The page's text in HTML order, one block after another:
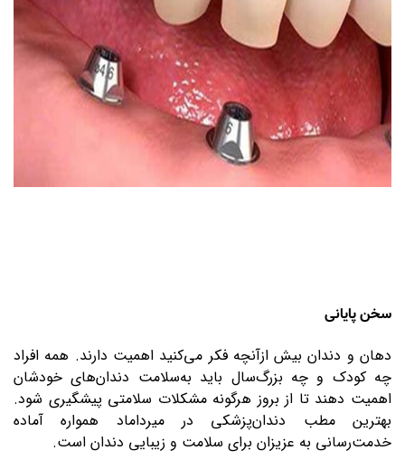
سخن پایانی
دهان و دندان بیش ازآنچه فکر می‌کنید اهمیت دارند. همه افراد
چه کودک و چه بزرگ‌سال باید به‌سلامت دندان‌های خودشان
اهمیت دهند تا از بروز هرگونه مشکلات سلامتی پیشگیری شود.
بهترین مطب دندان‌پزشکی در میرداماد همواره آماده
خدمت‌رسانی به عزیزان برای سلامت و زیبایی دندان است.